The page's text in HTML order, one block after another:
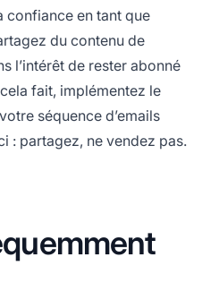
confiance en tant que
du contenu de
l’intérêt de rester abonné
fait, implémentez le
séquence d’emails
: partagez, ne vendez pas.